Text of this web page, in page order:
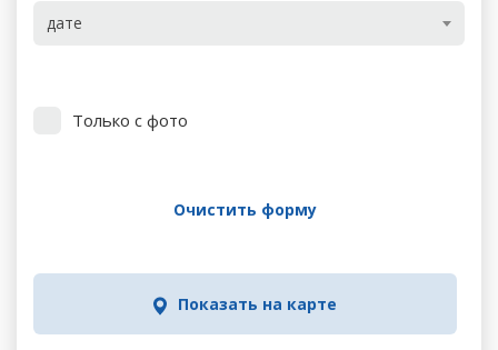
дате
Только с фото
Очистить форму
Показать на карте